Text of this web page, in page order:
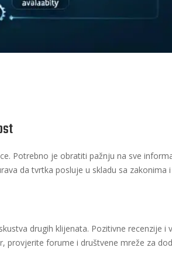
Potrebno je obratiti pažnju na sve
da tvrtka posluje u skladu sa zakonima
drugih klijenata. Pozitivne recenzije i
provjerite forume i društvene mreže za